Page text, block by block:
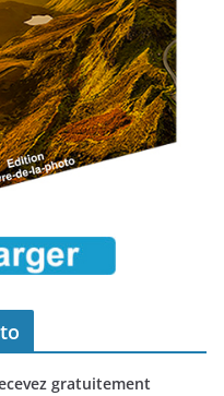
gratuitement